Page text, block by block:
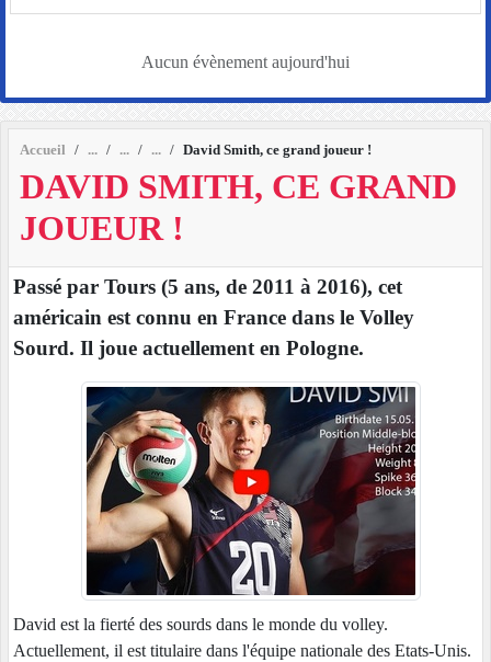
Accueil David Smith, ce grand joueur !
DAVID SMITH, CE GRAND
JOUEUR !
Passé par Tours (5 ans, de 2011 à 2016), cet
américain est connu en France dans le Volley
Sourd. Il joue actuellement en Pologne.
David est la fierté des sourds dans le monde du volley.
Actuellement, il est titulaire dans l'équipe nationale des Etats-Unis.
Aucun évènement aujourd'hui